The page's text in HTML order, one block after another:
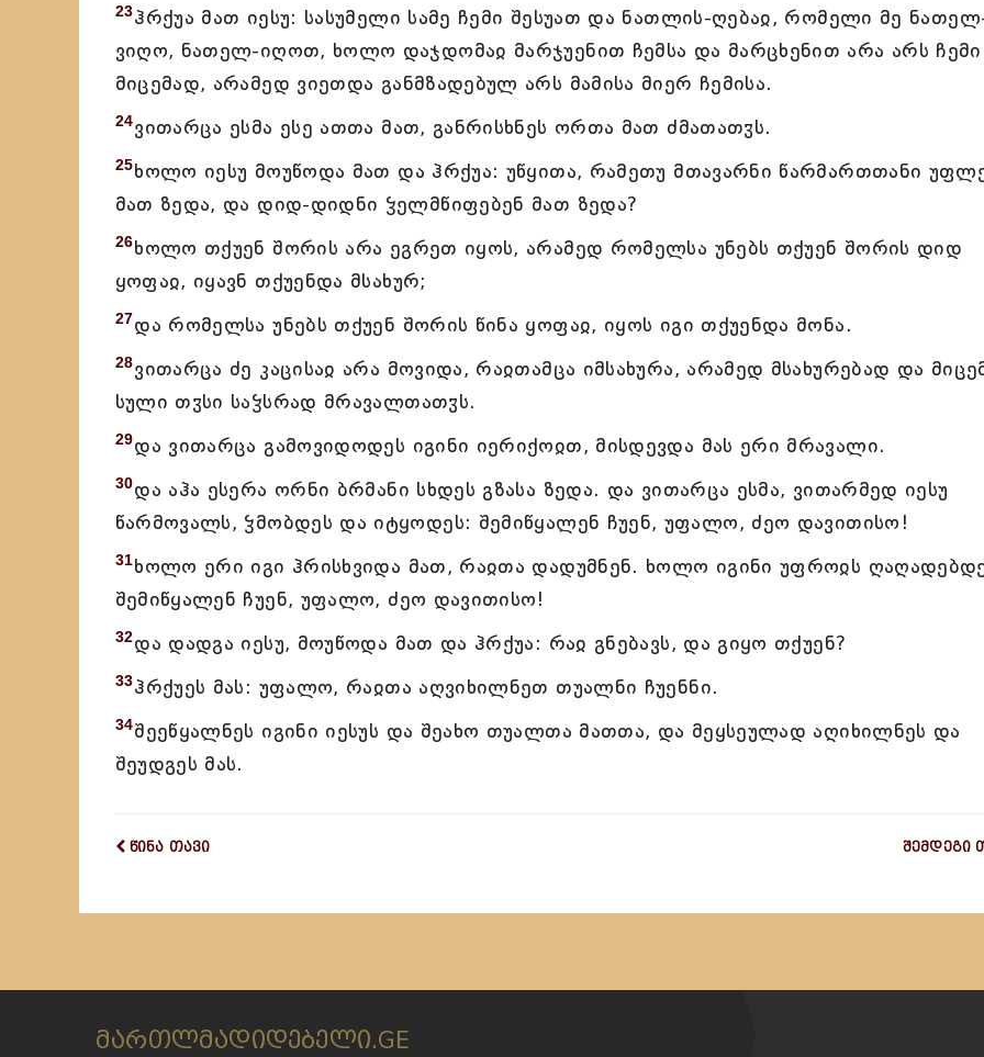
23ჰრქუა მათ იესუ: სასუმელი სამე ჩემი შესუათ და ნათლის-ღებაჲ, რომელი მე
ვიღო, ნათელ-იღოთ, ხოლო დაჯდომაჲ მარჯუენით ჩემსა და მარცხენით არა არს ჩემი
მიცემად, არამედ ვიეთდა განმზადებულ არს მამისა მიერ ჩემისა.
24ვითარცა ესმა ესე ათთა მათ, განრისხნეს ორთა მათ ძმათათჳს.
25ხოლო იესუ მოუწოდა მათ და ჰრქუა: უწყითა, რამეთუ მთავარნი წარმართთანი
მათ ზედა, და დიდ-დიდნი ჴელმწიფებენ მათ ზედა?
26ხოლო თქუენ შორის არა ეგრეთ იყოს, არამედ რომელსა უნებს თქუენ შორის დიდ
ყოფაჲ, იყავნ თქუენდა მსახურ;
27და რომელსა უნებს თქუენ შორის წინა ყოფაჲ, იყოს იგი თქუენდა მონა.
28ვითარცა ძე კაცისაჲ არა მოვიდა, რაჲთამცა იმსახურა, არამედ მსახურებად და
სული თჳსი საჴსრად მრავალთათჳს.
29და ვითარცა გამოვიდოდეს იგინი იერიქოჲთ, მისდევდა მას ერი მრავალი.
30და აჰა ესერა ორნი ბრმანი სხდეს გზასა ზედა. და ვითარცა ესმა, ვითარმედ იესუ
წარმოვალს, ჴმობდეს და იტყოდეს: შემიწყალენ ჩუენ, უფალო, ძეო დავითისო!
31ხოლო ერი იგი ჰრისხვიდა მათ, რაჲთა დადუმნენ. ხოლო იგინი უფროჲს
შემიწყალენ ჩუენ, უფალო, ძეო დავითისო!
32და დადგა იესუ, მოუწოდა მათ და ჰრქუა: რაჲ გნებავს, და გიყო თქუენ?
33ჰრქუეს მას: უფალო, რაჲთა აღვიხილნეთ თუალნი ჩუენნი.
34შეეწყალნეს იგინი იესუს და შეახო თუალთა მათთა, და მეყსეულად აღიხილნეს და
შეუდგეს მას.
წინა თავი შემდეგი
მართლმადიდებელი.GE